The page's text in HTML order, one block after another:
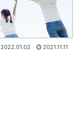
2022.01.02 2021.11.11